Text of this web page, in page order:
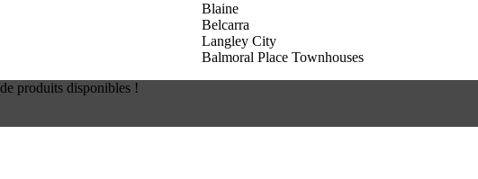
Blaine
Belcarra
Langley City
Balmoral Place Townhouses
produits disponibles !